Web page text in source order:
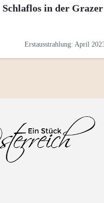
Schlaflos in der
Erstausstrahlung: April